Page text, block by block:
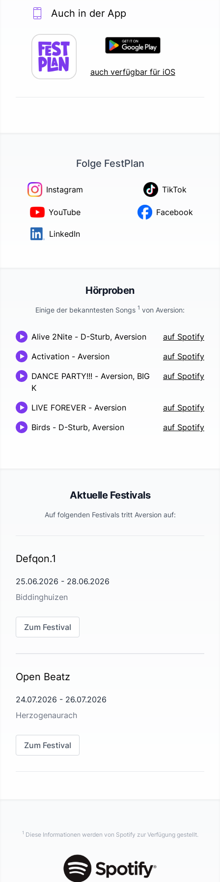
Auch in der App
auch verfügbar für iOS
Folge FestPlan
Instagram TikTok
YouTube Facebook
LinkedIn
Hörproben
Einige der bekanntesten Songs 1 von Aversion:
Alive 2Nite - D-Sturb, Aversion
auf Spotify
Activation - Aversion
auf Spotify
DANCE PARTY!!! - Aversion, BIG
K
auf Spotify
LIVE FOREVER - Aversion
auf Spotify
Birds - D-Sturb, Aversion auf Spotify
Aktuelle Festivals
Auf folgenden Festivals tritt Aversion auf:
Defqon.1
25.06.2026 - 28.06.2026
Biddinghuizen
Zum Festival
Open Beatz
24.07.2026 - 26.07.2026
Herzogenaurach
Zum Festival
1 Diese Informationen werden von Spotify zur Verfügung gestellt.